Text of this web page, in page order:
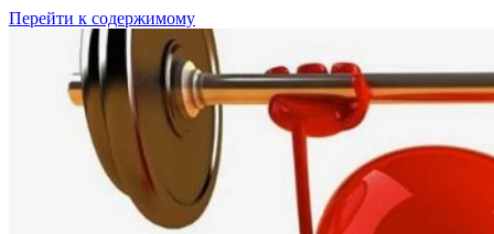
Перейти к содержимому